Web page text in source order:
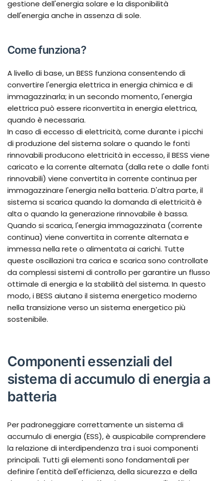
gestione dell'energia solare e la disponibilità
dell'energia anche in assenza di sole.
Come funziona?
A livello di base, un BESS funziona consentendo di
convertire l'energia elettrica in energia chimica e di
immagazzinarla; in un secondo momento, l'energia
elettrica può essere riconvertita in energia elettrica,
quando è necessaria.
In caso di eccesso di elettricità, come durante i picchi
di produzione del sistema solare o quando le fonti
rinnovabili producono elettricità in eccesso, il BESS viene
caricato e la corrente alternata (dalla rete o dalle fonti
rinnovabili) viene convertita in corrente continua per
immagazzinare l'energia nella batteria. D'altra parte, il
sistema si scarica quando la domanda di elettricità è
alta o quando la generazione rinnovabile è bassa.
Quando si scarica, l'energia immagazzinata (corrente
continua) viene convertita in corrente alternata e
immessa nella rete o alimentata ai carichi. Tutte
queste oscillazioni tra carica e scarica sono controllate
da complessi sistemi di controllo per garantire un flusso
ottimale di energia e la stabilità del sistema. In questo
modo, i BESS aiutano il sistema energetico moderno
nella transizione verso un sistema energetico più
sostenibile.
Componenti essenziali del
sistema di accumulo di energia a
batteria
Per padroneggiare correttamente un sistema di
accumulo di energia (ESS), è auspicabile comprendere
la relazione di interdipendenza tra i suoi componenti
principali. Tutti gli elementi sono fondamentali per
definire l'entità dell'efficienza, della sicurezza e della